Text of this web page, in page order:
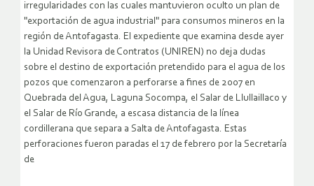
irregularidades con las cuales mantuvieron oculto un plan de
"exportación de agua industrial" para consumos mineros en la
región de Antofagasta. El expediente que examina desde ayer
la Unidad Revisora de Contratos (UNIREN) no deja dudas
sobre el destino de exportación pretendido para el agua de los
pozos que comenzaron a perforarse a fines de 2007 en
Quebrada del Agua, Laguna Socompa, el Salar de Llullaillaco y
el Salar de Río Grande, a escasa distancia de la línea
cordillerana que separa a Salta de Antofagasta. Estas
perforaciones fueron paradas el 17 de febrero por la Secretaría
de